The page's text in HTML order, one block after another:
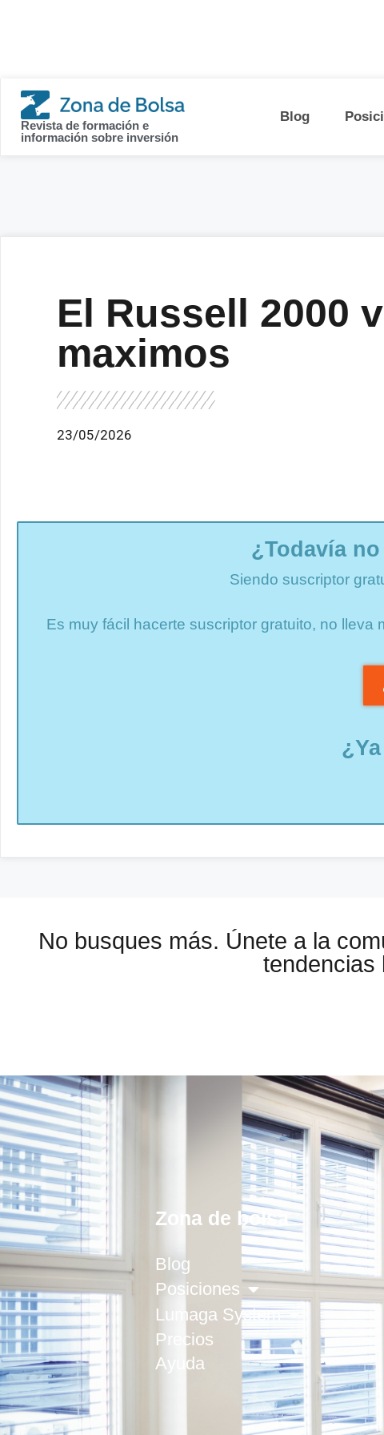
Revista de formación e
información sobre inversión
Blog
El Russell 2000
maximos
23/05/2026
¿Todavía
Siendo suscriptor
Es muy fácil hacerte suscriptor gratuito, no
No busques más. Únete a la
tendencias
Zona de bolsa
Blog
Posiciones
Lumaga System
Precios
Ayuda